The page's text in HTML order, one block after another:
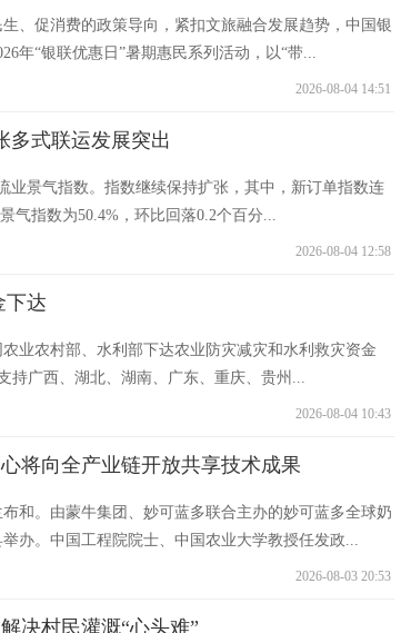
、促消费的政策导向，紧扣文旅融合发展趋势，中国银
年“银联优惠日”暑期惠民系列活动，以“带...
2026-08-04 14:51
多式联运发展突出
业景气指数。指数继续保持扩张，其中，新订单指数连
气指数为50.4%，环比回落0.2个百分...
2026-08-04 12:58
下达
业农村部、水利部下达农业防灾减灾和水利救灾资金
持广西、湖北、湖南、广东、重庆、贵州...
2026-08-04 10:43
将向全产业链开放共享技术成果
和。由蒙牛集团、妙可蓝多联合主办的妙可蓝多全球奶
办。中国工程院院士、中国农业大学教授任发政...
2026-08-03 20:53
决村民灌溉“心头难”